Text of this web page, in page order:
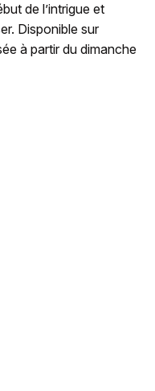
de l’intrigue et
Disponible sur
à partir du dimanche